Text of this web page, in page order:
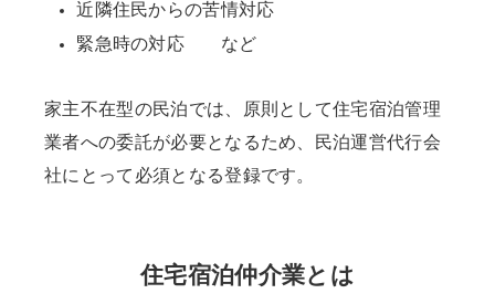
近隣住民からの苦情対応
緊急時の対応 など
家主不在型の民泊では、原則として住宅宿泊管理
業者への委託が必要となるため、民泊運営代行会
社にとって必須となる登録です。
住宅宿泊仲介業とは